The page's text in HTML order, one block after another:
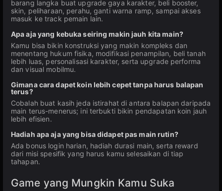
barang langka buat upgrade gaya karakter, beli booster,
skin, peliharaan, perahu, ganti warna ramp, sampai akses
masuk ke track pemain lain.
Apa aja yang kebuka seiring makin jauh kita main?
Kamu bisa bikin konstruksi yang makin kompleks dan
menentang hukum fisika, modifikasi penampilan, beli tanah
lebih luas, personalisasi karakter, serta upgrade performa
dan visual mobilmu.
Gimana cara dapet koin lebih cepet tanpa harus balapan
terus?
Cobalah buat kasih jeda istirahat di antara balapan daripada
main terus-menerus; ini terbukti bikin pendapatan koin jauh
lebih efisien.
Hadiah apa aja yang bisa didapet pas main rutin?
Ada bonus login harian, hadiah durasi main, serta reward
dari misi spesifik yang harus kamu selesaikan di tiap
tahapan.
Game yang Mungkin Kamu Suka